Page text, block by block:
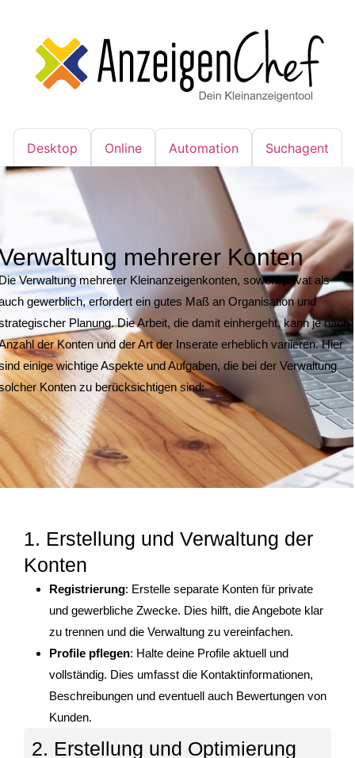
Desktop Online Automation Suchagent
mehrerer Konten
Verwaltung mehrerer Kleinanzeigenkonten, sowohl privat als
gewerblich, erfordert ein gutes Maß an Organisation und
Planung. Die Arbeit, die damit einhergeht, kann je nach
der Konten und der Art der Inserate erheblich variieren. Hier
einige wichtige Aspekte und Aufgaben, die bei der Verwaltung
Konten zu berücksichtigen sind:
1. Erstellung und Verwaltung der
Konten
Registrierung: Erstelle separate Konten für private
und gewerbliche Zwecke. Dies hilft, die Angebote klar
zu trennen und die Verwaltung zu vereinfachen.
Profile pflegen: Halte deine Profile aktuell und
vollständig. Dies umfasst die Kontaktinformationen,
Beschreibungen und eventuell auch Bewertungen von
Kunden.
2. Erstellung und Optimierung